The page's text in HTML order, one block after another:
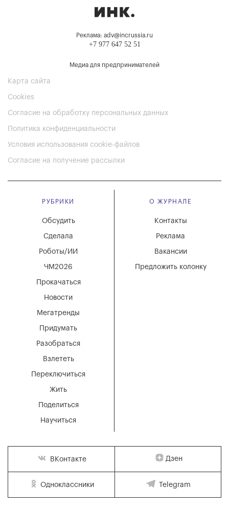
Реклама: adv@incrussia.ru
+7 977 647 52 51
Медиа для предпринимателей
Карта сайта
Cookies
Согласие на обработку персональных данных
Политика конфиденциальности
Условия использования cookie-файлов
Согласие на получение рассылки
РУБРИКИ
Мегатренды
Придумать
Разобраться
Взлететь
Новости
Переключиться
Жить
Поделиться
Научиться
Обсудить
Сделала
Роботы/ИИ
ЧМ2026
Прокачаться
О ЖУРНАЛЕ
Вакансии
Реклама
Контакты
Предложить колонку
ВКонтакте Дзен
Одноклассники Telegram